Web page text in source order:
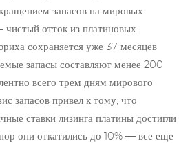
запасов на мировых
отток из платиновых
сохраняется уже 37 месяцев
запасы составляют менее 200
всего трем дням мирового
запасов привел к тому, что
ставки лизинга платины достигли
они откатились до 10% — все еще